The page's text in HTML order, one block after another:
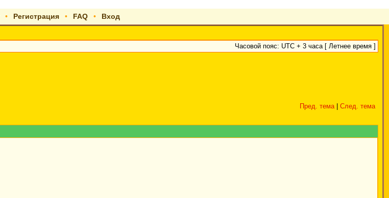
• Регистрация • FAQ • Вход
Часовой пояс: UTC + 3 часа [ Летнее время ]
Пред. тема| След. тема